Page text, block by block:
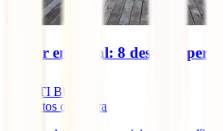
Viajar em casal: 8 destinos
IATI Blog
minutos de leitura